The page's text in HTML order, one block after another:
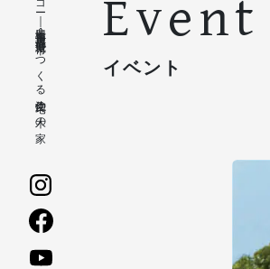
株式会社イトコー｜豊橋市・豊川市・蒲郡市・新城市でつくる注文住宅の木の家 Event
イベント